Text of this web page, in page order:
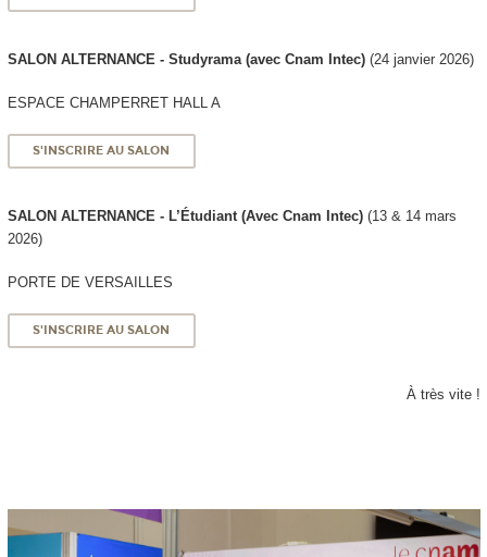
SALON ALTERNANCE - Studyrama (avec Cnam Intec)(24 janvier 2026)
ESPACE CHAMPERRET HALL A
S'INSCRIRE AU SALON
SALON ALTERNANCE - L’Étudiant (Avec Cnam Intec)(13 & 14 mars
2026)
PORTE DE VERSAILLES
S'INSCRIRE AU SALON
À très vite !